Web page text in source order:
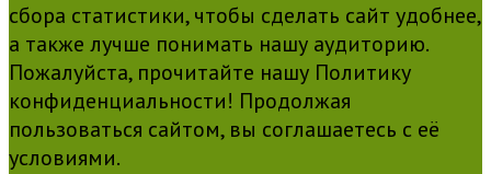
сбора статистики, чтобы сделать сайт удобнее,
а также лучше понимать нашу аудиторию.
Пожалуйста, прочитайте нашу Политику
конфиденциальности! Продолжая
пользоваться сайтом, вы соглашаетесь с её
условиями.